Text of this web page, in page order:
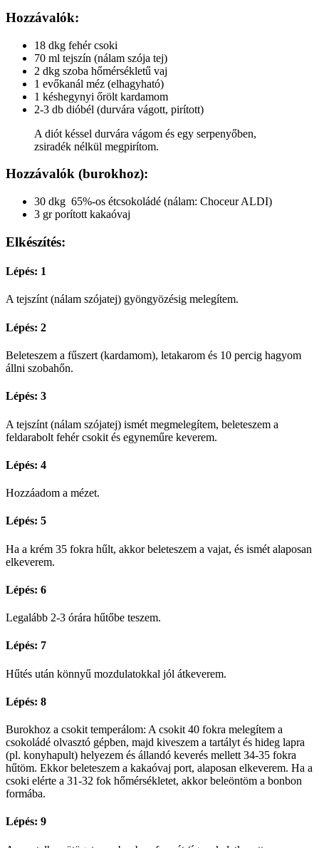
Hozzávalók:
18 dkg fehér csoki
70 ml tejszín (nálam szója tej)
2 dkg szoba hőmérsékletű vaj
1 evőkanál méz (elhagyható)
1 késhegynyi őrölt kardamom
2-3 db dióbél (durvára vágott, pirított)
A diót késsel durvára vágom és egy serpenyőben,
zsiradék nélkül megpirítom.
Hozzávalók (burokhoz):
30 dkg 65%-os étcsokoládé (nálam: Choceur ALDI)
3 gr porított kakaóvaj
Elkészítés:
Lépés: 1
A tejszínt (nálam szójatej) gyöngyözésig melegítem.
Lépés: 2
Beleteszem a fűszert (kardamom), letakarom és 10 percig hagyom
állni szobahőn.
Lépés: 3
A tejszínt (nálam szójatej) ismét megmelegítem, beleteszem a
feldarabolt fehér csokit és egyneműre keverem.
Lépés: 4
Hozzáadom a mézet.
Lépés: 5
Ha a krém 35 fokra hűlt, akkor beleteszem a vajat, és ismét alaposan
elkeverem.
Lépés: 6
Legalább 2-3 órára hűtőbe teszem.
Lépés: 7
Hűtés után könnyű mozdulatokkal jól átkeverem.
Lépés: 8
Burokhoz a csokit temperálom: A csokit 40 fokra melegítem a
csokoládé olvasztó gépben, majd kiveszem a tartályt és hideg lapra
(pl. konyhapult) helyezem és állandó keverés mellett 34-35 fokra
hűtöm. Ekkor beleteszem a kakaóvaj port, alaposan elkeverem. Ha a
csoki elérte a 31-32 fok hőmérsékletet, akkor beleöntöm a bonbon
formába.
Lépés: 9